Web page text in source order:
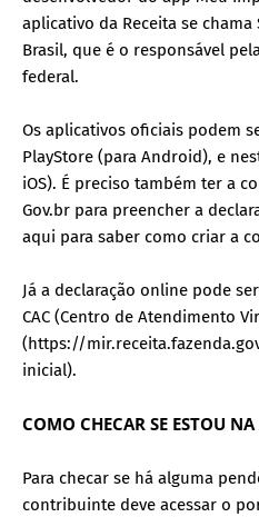
aplicativo da Receita se
Brasil, que é o responsável
federal.
Os aplicativos oficiais podem
PlayStore (para Android), e
iOS). É preciso também ter a
Gov.br para preencher a
aqui para saber como criar a
Já a declaração online pode
CAC (Centro de Atendimento
(https://
inicial).
COMO CHECAR SE ESTOU
Para checar se há alguma
contribuinte deve acessar o